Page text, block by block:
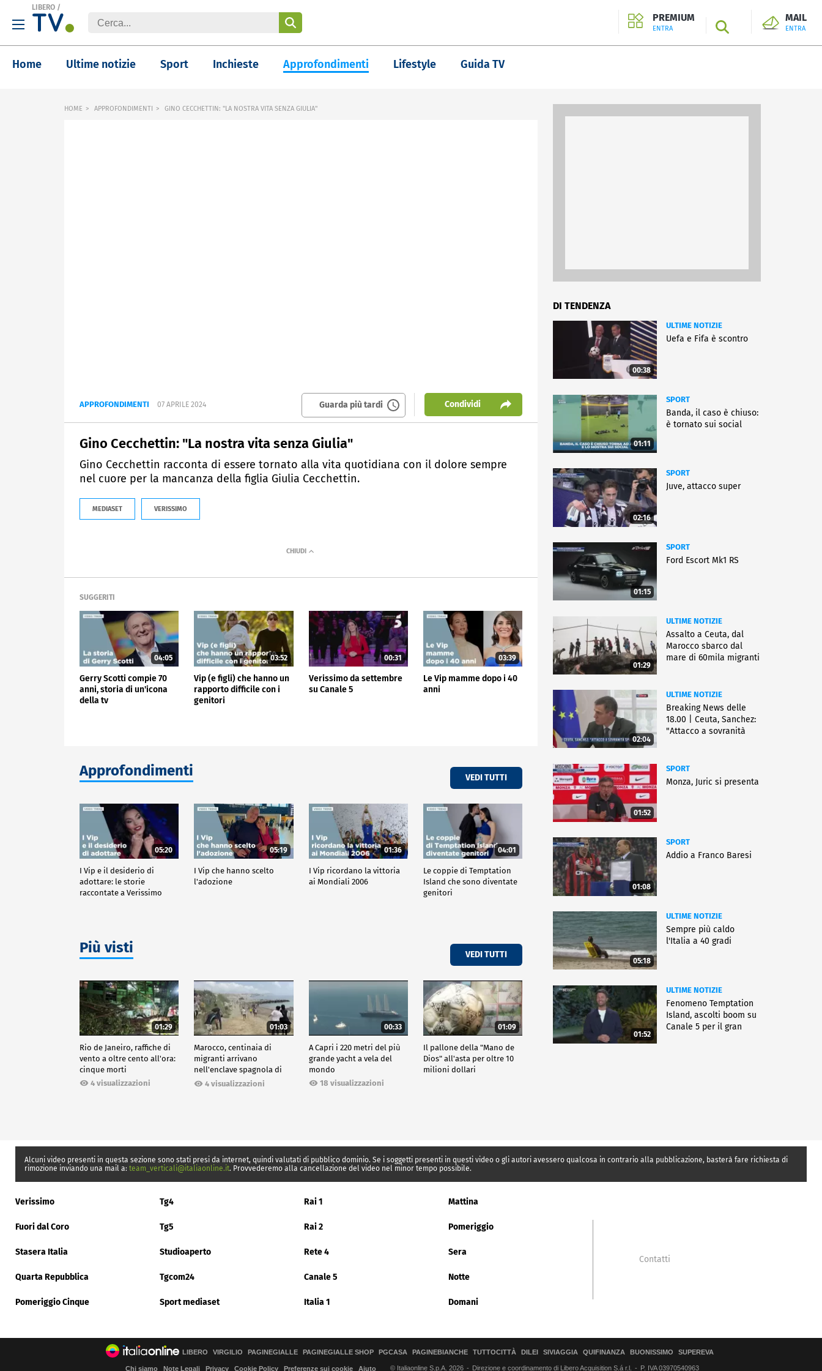
LIBERO /
PREMIUM
ENTRA SEARCH
MAIL
ENTRA
Home Ultime notizie Sport Inchieste Approfondimenti Lifestyle Guida TV
HOME APPROFONDIMENTI GINO CECCHETTIN: "LA NOSTRA VITA SENZA GIULIA"
APPROFONDIMENTI 07 APRILE 2024 Guarda più tardi Condividi
Gino Cecchettin: "La nostra vita senza Giulia"
Gino Cecchettin racconta di essere tornato alla vita quotidiana con il dolore sempre
nel cuore per la mancanza della figlia Giulia Cecchettin.
MEDIASET VERISSIMO
SUGGERITI
04:05
Gerry Scotti compie 70
anni, storia di un'icona
della tv
03:52
Vip (e figli) che hanno un
rapporto difficile con i
genitori
00:31
Verissimo da settembre
su Canale 5
03:39
Le Vip mamme dopo i 40
anni
Approfondimenti VEDI TUTTI
05:20
I Vip e il desiderio di
adottare: le storie
raccontate a Verissimo
05:19
I Vip che hanno scelto
l'adozione
01:36
I Vip ricordano la vittoria
ai Mondiali 2006
04:01
Le coppie di Temptation
Island che sono diventate
genitori
Più visti VEDI TUTTI
01:29
Rio de Janeiro, raffiche di
vento a oltre cento all'ora:
cinque morti
4 visualizzazioni
01:03
Marocco, centinaia di
migranti arrivano
nell'enclave spagnola di
Ceuta4 visualizzazioni
00:33
A Capri i 220 metri del più
grande yacht a vela del
mondo
18 visualizzazioni
01:09
Il pallone della "Mano de
Dios" all'asta per oltre 10
milioni dollari
DI TENDENZA
00:38
ULTIME NOTIZIE
Uefa e Fifa è scontro
01:11
SPORT
Banda, il caso è chiuso:
è tornato sui social
02:16
SPORT
Juve, attacco super
01:15
SPORT
Ford Escort Mk1 RS
01:29
ULTIME NOTIZIE
Assalto a Ceuta, dal
Marocco sbarco dal
mare di 60mila migranti
02:04
ULTIME NOTIZIE
Breaking News delle
18.00 | Ceuta, Sanchez:
"Attacco a sovranità
01:52
SPORT
Monza, Juric si presenta
01:08
SPORT
Addio a Franco Baresi
05:18
ULTIME NOTIZIE
Sempre più caldo
l'Italia a 40 gradi
01:52
ULTIME NOTIZIE
Fenomeno Temptation
Island, ascolti boom su
Canale 5 per il gran
Alcuni video presenti in questa sezione sono stati presi da internet, quindi valutati di pubblico dominio. Se i soggetti presenti in questi video o gli autori avessero qualcosa in contrario alla pubblicazione, basterà fare richiesta di
rimozione inviando una mail a: team_verticali@italiaonline.it. Provvederemo alla cancellazione del video nel minor tempo possibile.
Verissimo Tg4 Rai 1 Mattina
Fuori dal Coro Tg5 Rai 2 Pomeriggio
Stasera Italia Studioaperto Rete 4 Sera
Quarta Repubblica Tgcom24 Canale 5 Notte
Pomeriggio Cinque Sport mediaset Italia 1 Domani
Contatti
LIBERO VIRGILIO PAGINEGIALLE PAGINEGIALLE SHOP PGCASA PAGINEBIANCHE TUTTOCITTÀ DILEI SIVIAGGIA QUIFINANZA BUONISSIMO SUPEREVA
Chi siamo Note Legali Privacy Cookie Policy Preferenze sui cookie Aiuto © Italiaonline S.p.A. 2026 Direzione e coordinamento di Libero Acquisition S.á r.l. P. IVA 03970540963